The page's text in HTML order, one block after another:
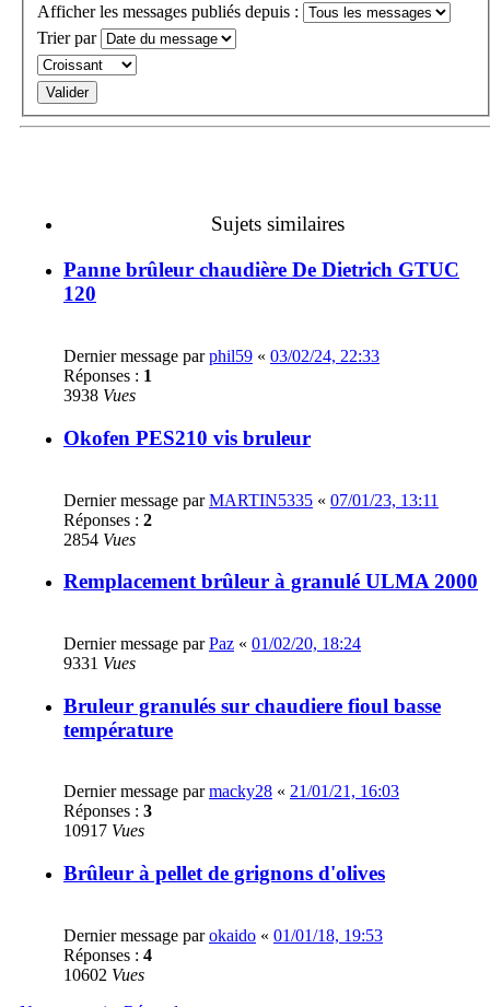
Afficher les messages publiés depuis :
Trier par
Sujets similaires
Panne brûleur chaudière De Dietrich GTUC
120
Dernier message parphil59 « 03/02/24, 22:33
Réponses : 1
3938 Vues
Okofen PES210 vis bruleur
Dernier message parMARTIN5335 « 07/01/23, 13:11
Réponses : 2
2854 Vues
Remplacement brûleur à granulé ULMA 2000
Dernier message parPaz « 01/02/20, 18:24
9331 Vues
Bruleur granulés sur chaudiere fioul basse
température
Dernier message parmacky28 « 21/01/21, 16:03
Réponses : 3
10917 Vues
Brûleur à pellet de grignons d'olives
Dernier message parokaido « 01/01/18, 19:53
Réponses : 4
10602 Vues